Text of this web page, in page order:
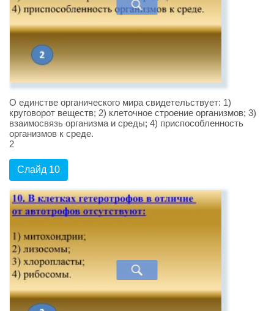
О единстве органического мира свидетельствует: 1)
круговорот веществ; 2) клеточное строение организмов; 3)
взаимосвязь организма и среды; 4) приспособленность
организмов к среде.
2
Слайд 10